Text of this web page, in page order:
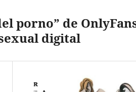
porno” de
digital